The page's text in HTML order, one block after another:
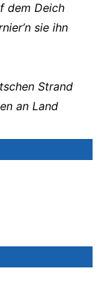
dem Deich
sie ihn
Strand
an Land